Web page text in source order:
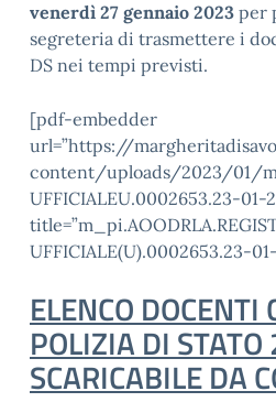
venerdì 27 gennaio 2023 per
segreteria di trasmettere i
DS nei tempi previsti.
[pdf-embedder
url=”https://
content/uploads/2023/01/
UFFICIALEU.0002653.23-01-
UFFICIALE(U).0002653.23-
ELENCO DOCENTI
POLIZIA DI
SCARICABILE DA